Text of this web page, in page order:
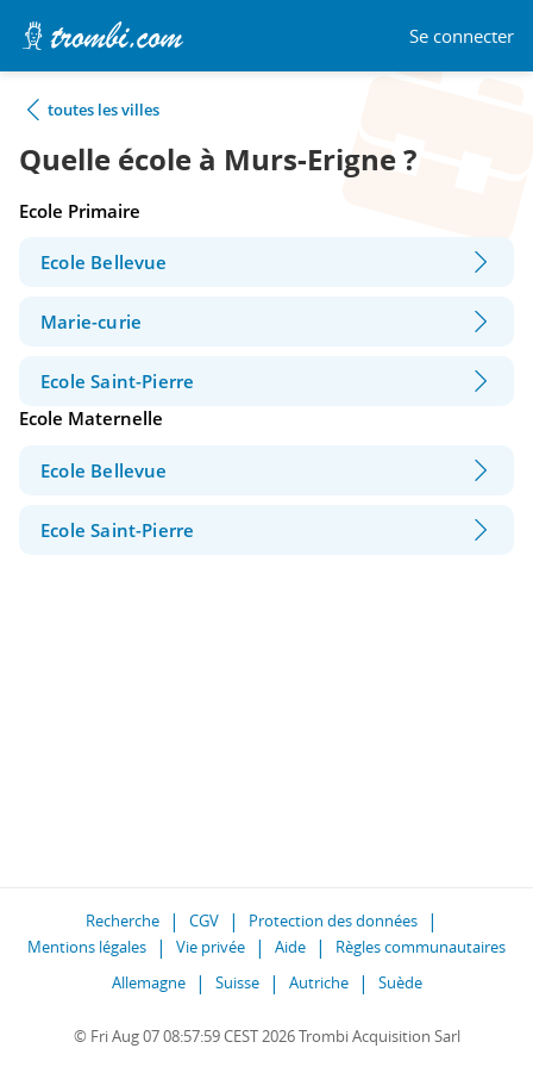
Se connecter
toutes les villes
Quelle école à Murs-Erigne ?
Ecole Primaire
Ecole Bellevue
Marie-curie
Ecole Saint-Pierre
Ecole Maternelle
Ecole Bellevue
Ecole Saint-Pierre
Recherche CGV
Protection des données
Mentions légales
Vie privée Aide
Règles communautaires
Allemagne
Suisse Autriche Suède
© Fri Aug 07 08:57:59 CEST 2026 Trombi Acquisition Sarl